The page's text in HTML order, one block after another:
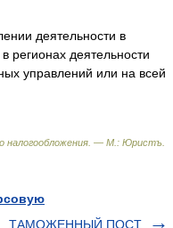
деятельности в
регионах деятельности
управлений или на всей
налогообложения. — М.: Юристъ
ТАМОЖЕННЫЙ ПОСТ